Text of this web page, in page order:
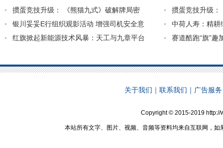
掼蛋竞技升级： 《熊猫九式》破解牌局密
掼蛋竞技升级：
银川妥妥E行组织观影活动 增强司机安全意
中荷人寿：精耕
红旗掀起新能源技术风暴：天工与九章平台
赛道酷跑“旗”趣
关于我们 ｜ 联系我们 ｜ 广告服务
Copyright © 2015-2019 http://
本站所有文字、图片、视频、音频等资料均来自互联网，